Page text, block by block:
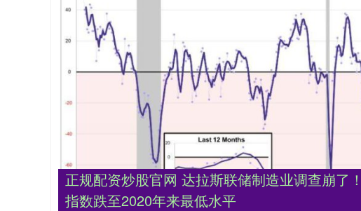
正规配资炒股官网 达拉斯联储制造业调查崩了
指数跌至2020年来最低水平